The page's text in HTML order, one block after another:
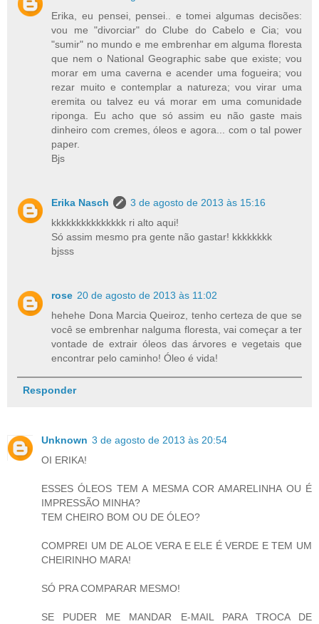
Erika, eu pensei, pensei.. e tomei algumas decisões:
vou me "divorciar" do Clube do Cabelo e Cia; vou
"sumir" no mundo e me embrenhar em alguma floresta
que nem o National Geographic sabe que existe; vou
morar em uma caverna e acender uma fogueira; vou
rezar muito e contemplar a natureza; vou virar uma
eremita ou talvez eu vá morar em uma comunidade
riponga. Eu acho que só assim eu não gaste mais
dinheiro com cremes, óleos e agora... com o tal power
paper.
Bjs
Erika Nasch
3 de agosto de 2013 às 15:16
kkkkkkkkkkkkkkk ri alto aqui!
Só assim mesmo pra gente não gastar! kkkkkkkk
bjsss
rose 20 de agosto de 2013 às 11:02
hehehe Dona Marcia Queiroz, tenho certeza de que se
você se embrenhar nalguma floresta, vai começar a ter
vontade de extrair óleos das árvores e vegetais que
encontrar pelo caminho! Óleo é vida!
Responder
Unknown 3 de agosto de 2013 às 20:54
OI ERIKA!
ESSES ÓLEOS TEM A MESMA COR AMARELINHA OU É
IMPRESSÃO MINHA?
TEM CHEIRO BOM OU DE ÓLEO?
COMPREI UM DE ALOE VERA E ELE É VERDE E TEM UM
CHEIRINHO MARA!
SÓ PRA COMPARAR MESMO!
SE PUDER ME MANDAR E-MAIL PARA TROCA DE